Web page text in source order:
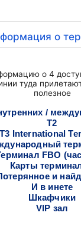
о
о 4
туда
полезное
/
T2
T3 International
FBO
Карты
и
И в инете
Шкафчики
VIP зал